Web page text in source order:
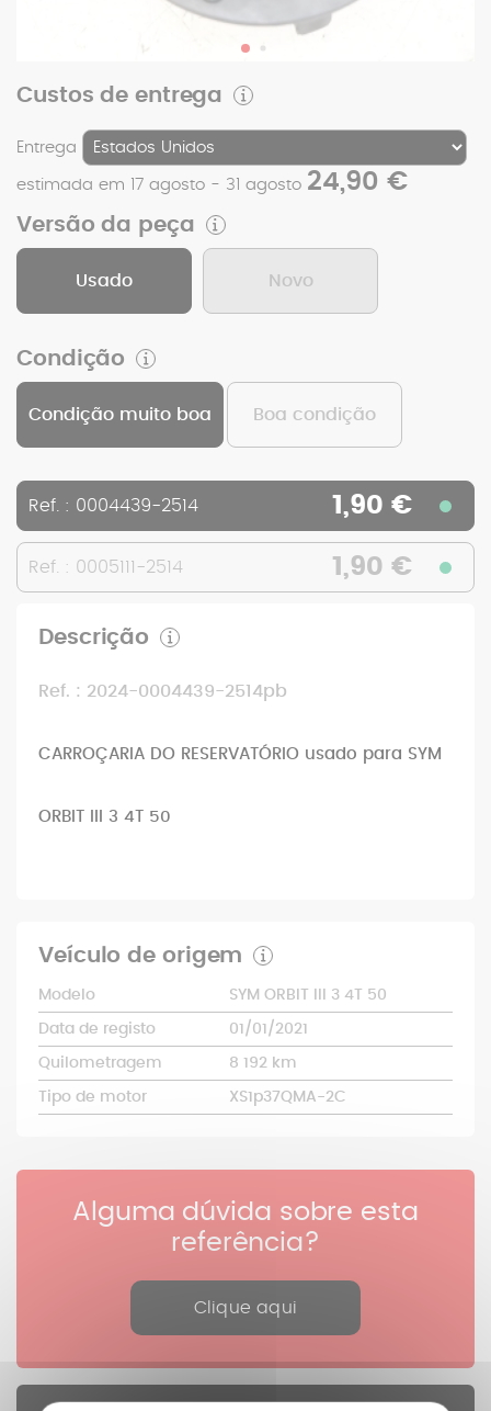
Custos de entrega
Entrega
estimada em 17 agosto - 31 agosto 24,90 €
Versão da peça
Usado Novo
Condição
Condição muito boa Boa condição
Ref. : 0004439-2514 1,90 €
Ref. : 0005111-2514 1,90 €
Descrição
Ref. : 2024-0004439-2514pb
CARROÇARIA DO RESERVATÓRIO usado para SYM
ORBIT III 3 4T 50
Veículo de origem
Modelo SYM ORBIT III 3 4T 50
Data de registo 01/01/2021
Quilometragem 8 192 km
Tipo de motor XS1p37QMA-2C
Alguma dúvida sobre esta
referência?
Clique aqui